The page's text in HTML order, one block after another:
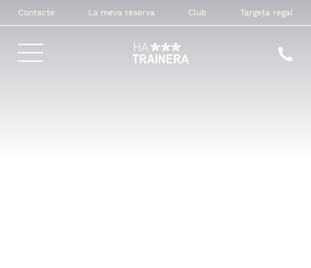
Contacte La meva reserva Club Targeta regal